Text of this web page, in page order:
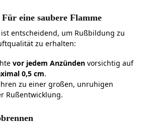
eine saubere Flamme
ist entscheidend, um Rußbildung zu
zu erhalten:
vor jedem Anzünden vorsichtig auf
0,5 cm.
zu einer großen, unruhigen
Rußentwicklung.